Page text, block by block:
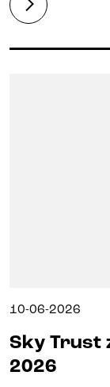
10-06-2026
Sky Trust
2026